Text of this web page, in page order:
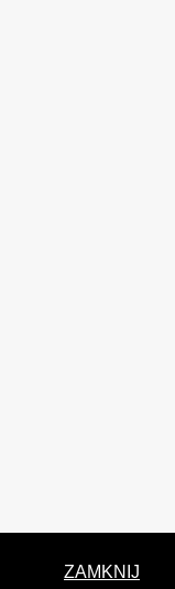
ZAMKNIJ